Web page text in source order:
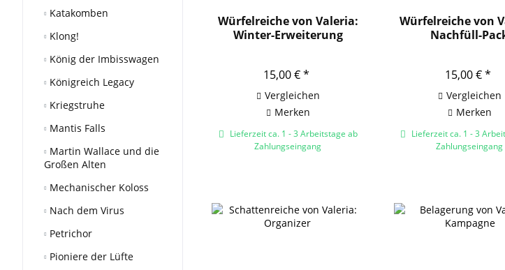
Katakomben
Klong!
König der Imbisswagen
Königreich Legacy
Kriegstruhe
Mantis Falls
Martin Wallace und die
Großen Alten
Mechanischer Koloss
Nach dem Virus
Petrichor
Pioniere der Lüfte
Würfelreiche von Valeria:
Winter-Erweiterung
15,00 € *
Vergleichen
Merken
Lieferzeit ca. 1 - 3 Arbeitstage ab
Zahlungseingang
Würfelreiche von
Nachfüll-
15,00 € *
Vergleichen
Merken
Lieferzeit ca. 1 - 3
Zahlungseingang